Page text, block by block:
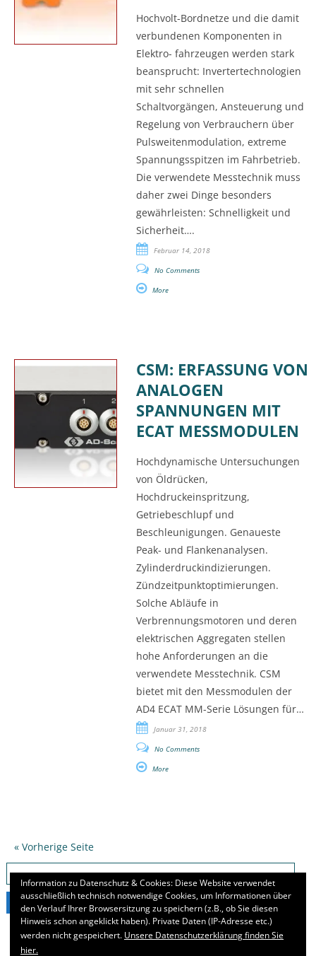
Hochvolt-Bordnetze und die damit
verbundenen Komponenten in
Elektro- fahrzeugen werden stark
beansprucht: Invertertechnologien
mit sehr schnellen
Schaltvorgängen, Ansteuerung und
Regelung von Verbrauchern über
Pulsweitenmodulation, extreme
Spannungsspitzen im Fahrbetrieb.
Die verwendete Messtechnik muss
daher zwei Dinge besonders
gewährleisten: Schnelligkeit und
Sicherheit….
Februar 14, 2018
No Comments
More
CSM: ERFASSUNG VON
ANALOGEN
SPANNUNGEN MIT
ECAT MESSMODULEN
Hochdynamische Untersuchungen
von Öldrücken,
Hochdruckeinspritzung,
Getriebeschlupf und
Beschleunigungen. Genaueste
Peak- und Flankenanalysen.
Zylinderdruckindizierungen.
Zündzeitpunktoptimierungen.
Solche Abläufe in
Verbrennungsmotoren und deren
elektrischen Aggregaten stellen
hohe Anforderungen an die
verwendete Messtechnik. CSM
bietet mit den Messmodulen der
AD4 ECAT MM-Serie Lösungen für…
Januar 31, 2018
No Comments
More
« Vorherige Seite
Suchen
nach:Information zu Datenschutz & Cookies: Diese Website verwendet
ausschließlich technisch notwendige Cookies, um Informationen über
den Verlauf Ihrer Browsersitzung zu speichern (z.B., ob Sie diesen
Hinweis schon angeklickt haben). Private Daten (IP-Adresse etc.)
werden nicht gespeichert. Unsere Datenschutzerklärung finden Sie
hier.